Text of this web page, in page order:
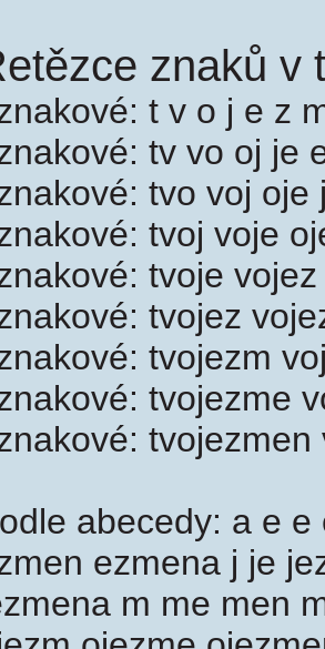
znaků v
t v o j e z
tv vo oj je
tvo voj
tvoj voje
tvoje
tvojez
tvojezm
tvojezme
tvojezmen
abecedy: a e
ezmena j je
m me men